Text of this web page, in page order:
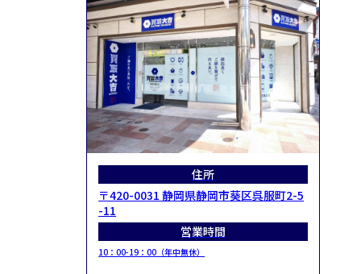
住所
〒420-0031 静岡県静岡市葵区呉服町2-5
-11
営業時間
10：00-19：00（年中無休）